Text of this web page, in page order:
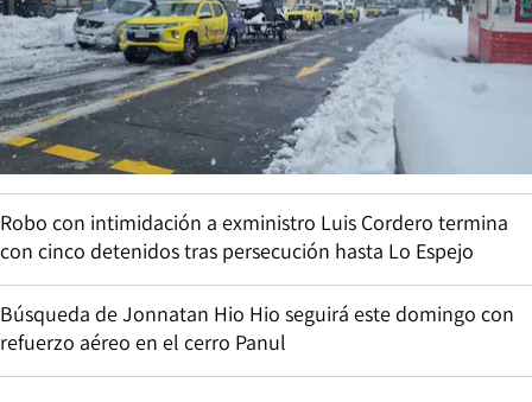
Robo con intimidación a exministro Luis Cordero termina
con cinco detenidos tras persecución hasta Lo Espejo
Búsqueda de Jonnatan Hio Hio seguirá este domingo con
refuerzo aéreo en el cerro Panul